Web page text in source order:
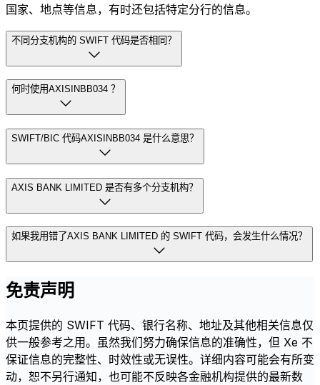
国家、地点等信息，有时还包括特定分行的信息。
不同分支机构的 SWIFT 代码是否相同？
何时使用AXISINBB034 ？
SWIFT/BIC 代码AXISINBB034 是什么意思？
AXIS BANK LIMITED 是否有多个分支机构？
如果我用错了AXIS BANK LIMITED 的 SWIFT 代码，会发生什么情况？
免责声明
本页提供的 SWIFT 代码、银行名称、地址及其他相关信息仅
供一般参考之用。虽然我们努力确保信息的准确性，但 Xe 不
保证信息的完整性、时效性或无误性。详细内容可能会有所变
动，恕不另行通知，也可能不反映各金融机构提供的最新数